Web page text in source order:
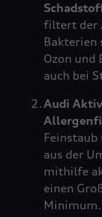
filtert der
Bakterien
Ozon und
auch bei
Audi
Feinstaub
aus der
mithilfe
einen
Minimum.